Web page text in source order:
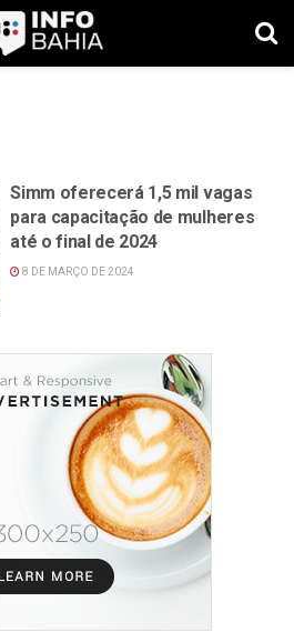
Simm oferecerá 1,5 mil vagas
para capacitação de mulheres
até o final de 2024
8 DE MARÇO DE 2024